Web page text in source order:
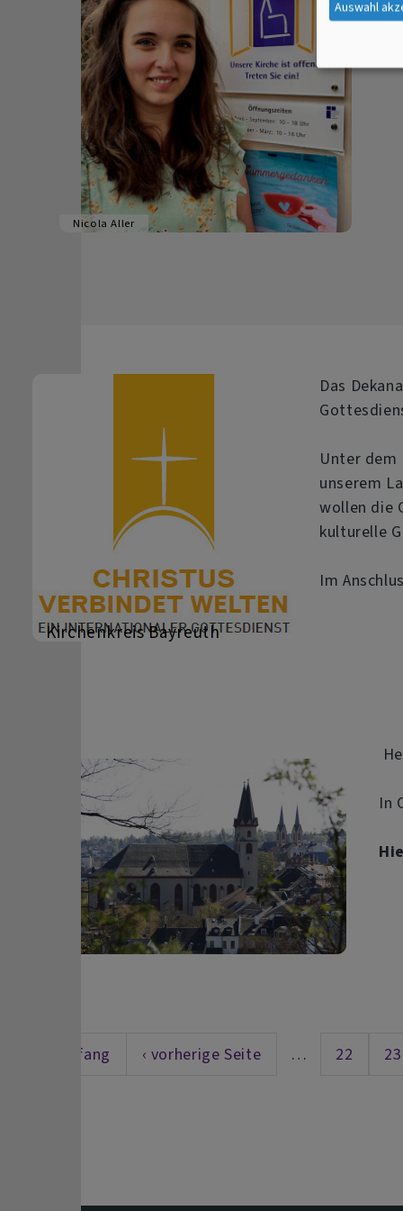
Nicola Aller
Kirchenkreis Bayreuth
Das
Unter
unserem
wollen die
kulturelle
Im
In
Seitennummerierung
First page
« Anfang Vorherige Seite
‹ vorherige Seite … Seite
22 23
Auswahl